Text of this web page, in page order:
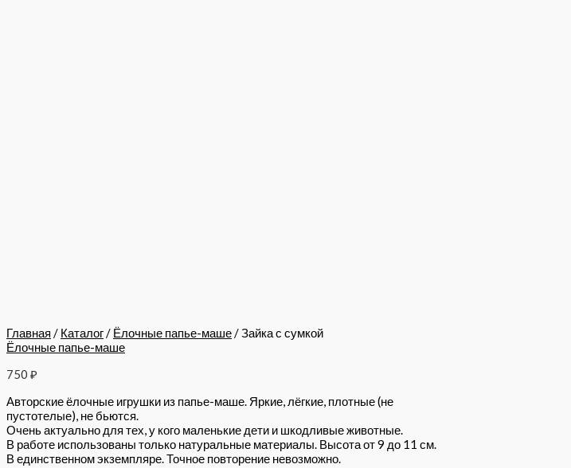
Главная / Каталог/ Ёлочные папье-маше/ Зайка с сумкой
Ёлочные папье-маше
750 ₽
Авторские ёлочные игрушки из папье-маше. Яркие, лёгкие, плотные (не
пустотелые), не бьются.
Очень актуально для тех, у кого маленькие дети и шкодливые животные.
В работе использованы только натуральные материалы. Высота от 9 до 11 см.
В единственном экземпляре. Точное повторение невозможно.